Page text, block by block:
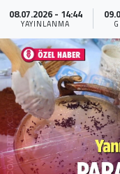
08.07.2026 - 14:44
YAYINLANMA
Resmi İlan
Resmi Reklam